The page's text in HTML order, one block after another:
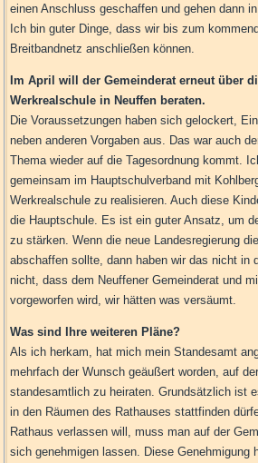
einen Anschluss geschaffen und gehen dann
Ich bin guter Dinge, dass wir bis zum
Breitbandnetz anschließen können.
Im April will der Gemeinderat erneut über
Werkrealschule in Neuffen beraten.
Die Voraussetzungen haben sich gelockert,
neben anderen Vorgaben aus. Das war auch
Thema wieder auf die Tagesordnung kommt.
gemeinsam im Hauptschulverband mit
Werkrealschule zu realisieren. Auch diese
die Hauptschule. Es ist ein guter Ansatz, um
zu stärken. Wenn die neue Landesregierung
abschaffen sollte, dann haben wir das nicht in
nicht, dass dem Neuffener Gemeinderat und
vorgeworfen wird, wir hätten was versäumt.
Was sind Ihre weiteren Pläne?
Als ich herkam, hat mich mein Standesamt
mehrfach der Wunsch geäußert worden, auf
standesamtlich zu heiraten. Grundsätzlich ist
in den Räumen des Rathauses stattfinden
Rathaus verlassen will, muss man auf der
sich genehmigen lassen. Diese Genehmigung